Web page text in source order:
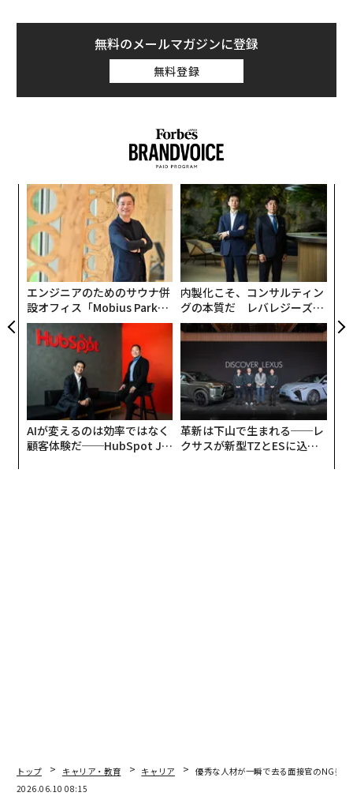
目以上で転職を検討している中途採用候補者221人を対
象に、採用活動におけるAI活用に関する実態調査を実施
それによると、企業の58.3パーセントはなんらかの形で
採用活動にAIを導入していることがわかった。具体的に
は、求人票の作成、スカウト文面の作成、マッチング判
定、キャリア相談・寄り添いなどにAIが使われている。
ところが、AIを導入したのに工数が変わらないと答えた
企業が30.3パーセントにのぼった。しかも、逆に工数が
増えた企業が23パーセント。あわせると53.3パーセント
がAIによる工数削減に失敗している。
それというのも、AIを導入したものの、組織としてどう
無料のメールマガジンに登録
無料登録
エンジニアのためのサウナ併
設オフィス「Mobius Park」
がオープン──タマディック
が健康経営を徹底する理由
内製化こそ、コンサルティン
グの本質だ レバレジーズが
実践する、次世代ファームの
全貌
AIが変えるのは効率ではなく
顧客体験だ──HubSpot Ja
革新は下山で生まれる──レ
クサスが新型TZとESに込め
トップ キャリア・教育 キャリア
優秀な人材が一瞬で去る面接官のNG発
2026.06.10 08:15